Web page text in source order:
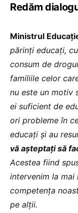
Redăm
Ministrul
părinți educați,
consum de
familiile celor
nu este un motiv
ei suficient de
ori probleme în
educați și au
vă așteptați să
Acestea fiind
intervenim la mai
competența
pe alții.